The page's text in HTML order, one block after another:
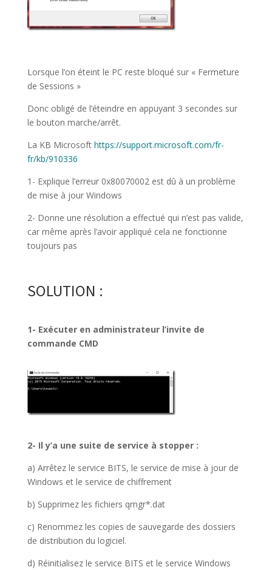
Lorsque l’on éteint le PC reste bloqué sur « Fermeture
de Sessions »
Donc obligé de l’éteindre en appuyant 3 secondes sur
le bouton marche/arrêt.
La KB Microsoft https://support.microsoft.com/fr-
fr/kb/910336
1- Explique l’erreur 0x80070002 est dû à un problème
de mise à jour Windows
2- Donne une résolution a effectué qui n’est pas valide,
car même après l’avoir appliqué cela ne fonctionne
toujours pas
SOLUTION :
1- Exécuter en administrateur l’invite de
commande CMD
2- Il y’a une suite de service à stopper :
a) Arrêtez le service BITS, le service de mise à jour de
Windows et le service de chiffrement
b) Supprimez les fichiers qmgr*.dat
c) Renommez les copies de sauvegarde des dossiers
de distribution du logiciel.
d) Réinitialisez le service BITS et le service Windows